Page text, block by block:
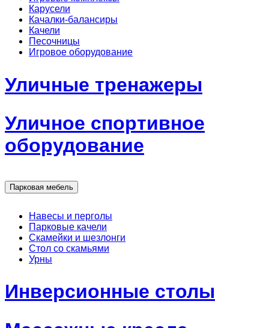
Карусели
Качалки-балансиры
Качели
Песочницы
Игровое оборудование
Уличные тренажеры
Уличное спортивное
оборудование
Парковая мебель
Навесы и перголы
Парковые качели
Скамейки и шезлонги
Стол со скамьями
Урны
Инверсионные столы